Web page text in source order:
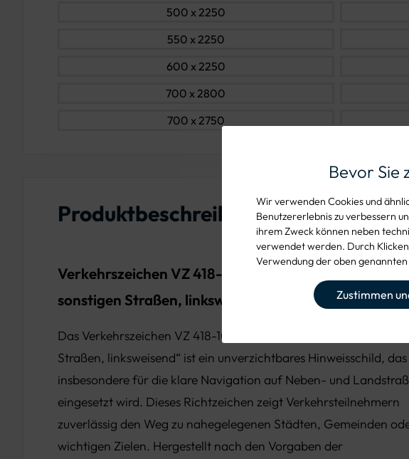
Wir verwenden Cookies und
Benutzererlebnis zu verbessern
ihrem Zweck können neben
verwendet werden. Durch
Verwendung der oben genannten
Zustimmen
500 x 2250
550 x 2250
600 x 2250
700 x 2800
700 x 2750
Produktbeschreibung
Verkehrszeichen VZ 418-10: Pfeilwegweiser auf
sonstigen Straßen, linksweisend – Jetzt bestellen
Das Verkehrszeichen VZ 418-10 „Pfeilwegweiser auf sonstigen
Straßen, linksweisend“ ist ein unverzichtbares Hinweisschild, das
insbesondere für die klare Navigation auf Neben- und
eingesetzt wird. Dieses Richtzeichen zeigt Verkehrsteilnehmern
zuverlässig den Weg zu nahegelegenen Städten, Gemeinden
wichtigen Zielen. Hergestellt nach den Vorgaben der